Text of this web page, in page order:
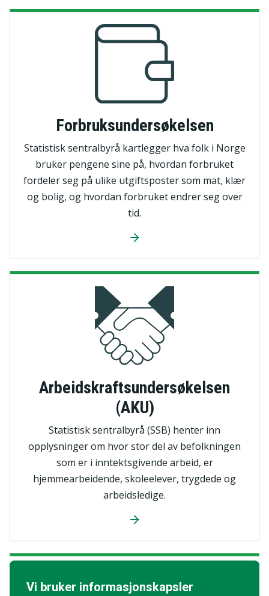
Vi bruker informasjons­kapsler
Forbruksundersøkelsen
Statistisk sentralbyrå kartlegger hva folk i Norge
bruker pengene sine på, hvordan forbruket
fordeler seg på ulike utgiftsposter som mat, klær
og bolig, og hvordan forbruket endrer seg over
tid.
Arbeidskraftsundersøkelsen
(AKU)
Statistisk sentralbyrå (SSB) henter inn
opplysninger om hvor stor del av befolkningen
som er i inntektsgivende arbeid, er
hjemmearbeidende, skoleelever, trygdede og
arbeidsledige.